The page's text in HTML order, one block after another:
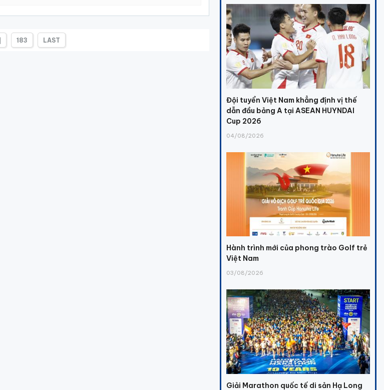
183 LAST
Đội tuyển Việt Nam khẳng định vị thế
dẫn đầu bảng A tại ASEAN HUYNDAI
Cup 2026
04/08/2026
Hành trình mới của phong trào Golf trẻ
Việt Nam
03/08/2026
Giải Marathon quốc tế di sản Hạ Long